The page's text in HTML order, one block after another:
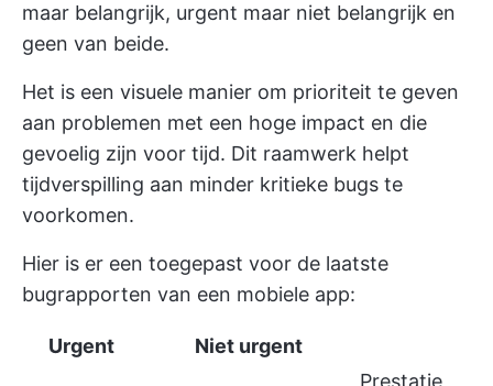
maar belangrijk, urgent maar niet belangrijk en
geen van beide.
Het is een visuele manier om prioriteit te geven
aan problemen met een hoge impact en die
gevoelig zijn voor tijd. Dit raamwerk helpt
tijdverspilling aan minder kritieke bugs te
voorkomen.
Hier is er een toegepast voor de laatste
bugrapporten van een mobiele app:
Urgent Niet urgent
Prestatie